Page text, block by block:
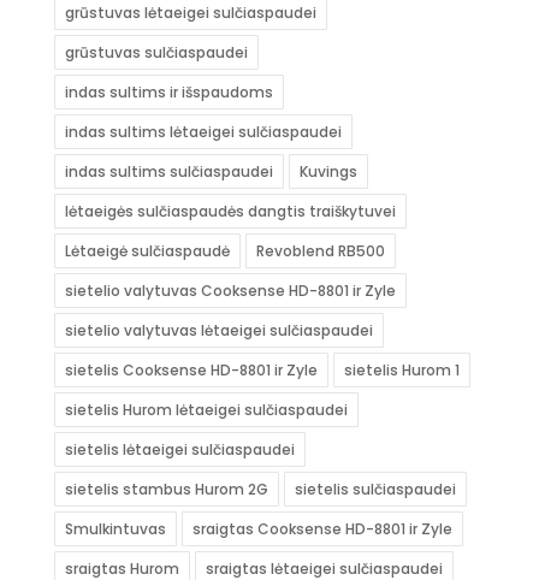
grūstuvas lėtaeigei sulčiaspaudei
grūstuvas sulčiaspaudei
indas sultims ir išspaudoms
indas sultims lėtaeigei sulčiaspaudei
indas sultims sulčiaspaudei
Kuvings
lėtaeigės sulčiaspaudės dangtis traiškytuvei
Lėtaeigė sulčiaspaudė
Revoblend RB500
sietelio valytuvas Cooksense HD-8801 ir Zyle
sietelio valytuvas lėtaeigei sulčiaspaudei
sietelis Cooksense HD-8801 ir Zyle
sietelis Hurom 1
sietelis Hurom lėtaeigei sulčiaspaudei
sietelis lėtaeigei sulčiaspaudei
sietelis stambus Hurom 2G
sietelis sulčiaspaudei
Smulkintuvas
sraigtas Cooksense HD-8801 ir Zyle
sraigtas Hurom
sraigtas lėtaeigei sulčiaspaudei